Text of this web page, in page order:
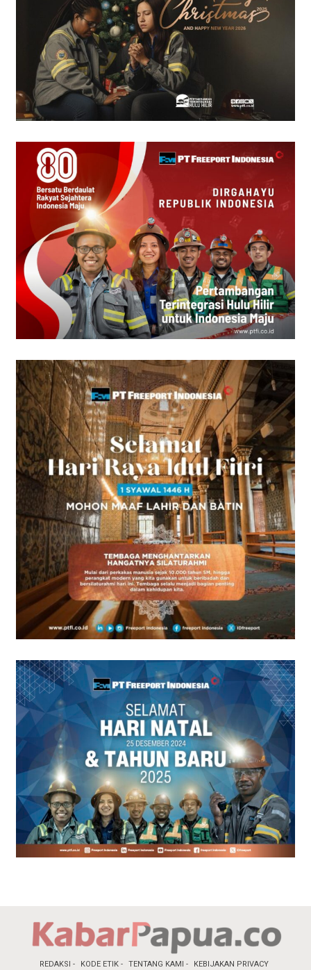
REDAKSI KODE ETIK TENTANG KAMI KEBIJAKAN PRIVACY